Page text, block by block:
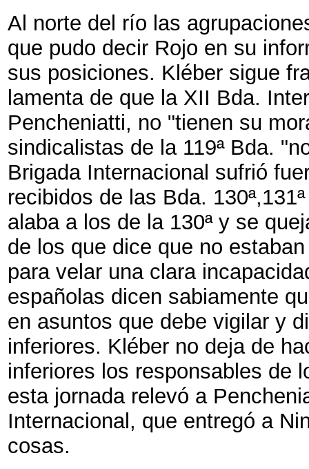
Al norte del río las
que pudo decir Rojo en su
sus posiciones. Kléber sigue
lamenta de que la XII Bda.
Pencheniatti, no "tienen su
sindicalistas de la 119ª Bda.
Brigada Internacional sufrió
recibidos de las Bda.
alaba a los de la 130ª y se
de los que dice que no
para velar una clara
españolas dicen sabiamente
en asuntos que debe vigilar y
inferiores. Kléber no deja de
inferiores los responsables de
esta jornada relevó a
Internacional, que entregó a
cosas.